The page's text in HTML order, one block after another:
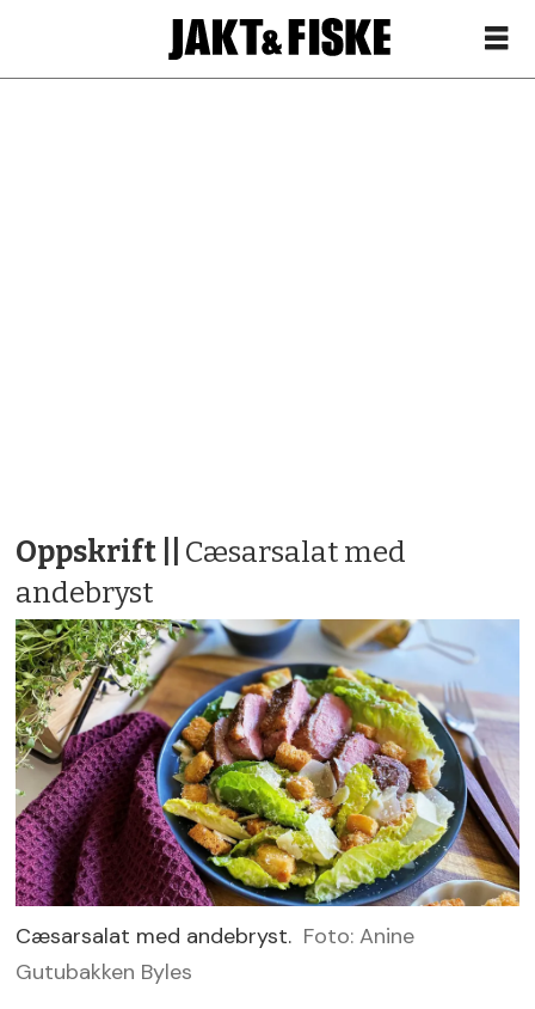
Oppskrift || Cæsarsalat med
andebryst
Cæsarsalat med andebryst. Foto: Anine
Gutubakken Byles